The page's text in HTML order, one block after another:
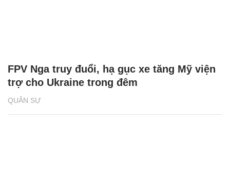
QUÂN SỰ
FPV Nga truy đuổi, hạ gục xe tăng Mỹ viện
trợ cho Ukraine trong đêm